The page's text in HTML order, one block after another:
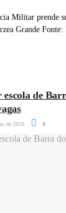
Militar prende
Grande
de
de 2026 0